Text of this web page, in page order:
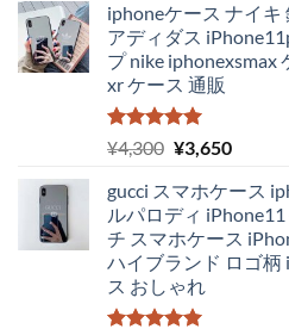
iphoneケース ナイキ
アディダス
プ nike iphonexsmax
xr ケース 通販
5段階中
5.00
の評価
¥4,300 元
価
格
は
¥4,300
で
し
¥3,650現
の
価
格
は
gucci スマホケース
ルパロディ
チ スマホケース
ハイブランド ロゴ柄
ス おしゃれ